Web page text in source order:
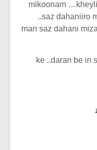
mikoonam
..saz dahaniiro
man saz dahani
ke ..daran be